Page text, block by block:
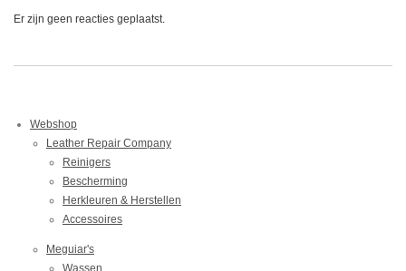
Er zijn geen reacties geplaatst.
Webshop
Leather Repair Company
Reinigers
Bescherming
Herkleuren & Herstellen
Accessoires
Meguiar's
Wassen